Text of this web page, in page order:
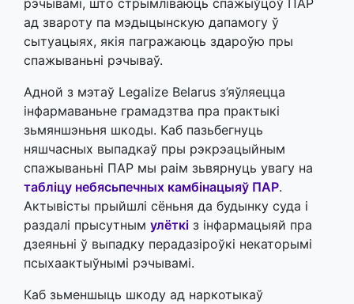
рэчывамі, што стрымліваюць спажыўцоў ПАР
ад звароту па мэдыцынскую дапамогу ў
сытуацыях, якія пагражаюць здароўю пры
спажываньні рэчываў.
Адной з мэтаў Legalize Belarus з’яўляецца
інфармаваньне грамадзтва пра практыкі
зьмяншэньня шкоды. Каб пазьбегнуць
няшчасных выпадкаў пры рэкрэацыйным
спажываньні ПАР мы раім зьвярнуць увагу на
табліцу небясьпечных камбінацыяў ПАР.
Актывісты прыйшлі сёньня да будынку суда і
раздалі прысутным улёткі з інфармацыяй пра
дзеяньні ў выпадку перадазіроўкі некаторымі
псыхаактыўнымі рэчывамі.
Каб зьменшыць шкоду ад наркотыкаў